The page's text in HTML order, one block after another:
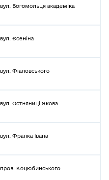
вул. Богомольця академіка
вул. Єсеніна
вул. Фіаловського
вул. Остняниці Якова
вул. Франка Івана
пров. Коцюбинського